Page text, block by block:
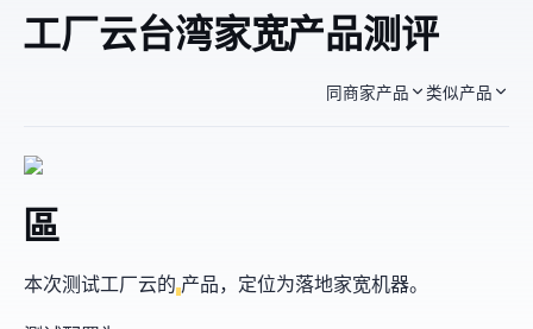
Fachost工厂云 Hinet台湾家宽NAT产品 测评
同商家产品 类似产品
Hinet-Nat-1區
本次测试FacHost工厂云的 产品，定位为落地家宽机器。